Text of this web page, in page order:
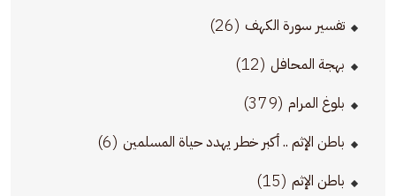
تفسير سورة الكهف (26)
بهجة المحافل (12)
بلوغ المرام (379)
باطن الإثم .. أكبر خطر يهدد حياة المسلمين (6)
باطن الإثم (15)